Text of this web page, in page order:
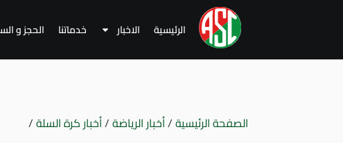
الرئيسية الاخبار خدماتنا الحجز و
الصفحة الرئيسية/أخبار الرياضة/أخبار كرة السلة/